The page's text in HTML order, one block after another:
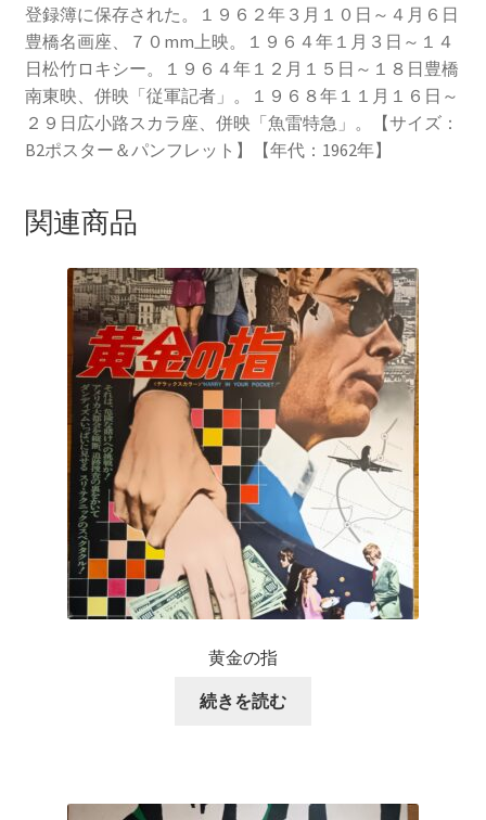
登録簿に保存された。１９６２年３月１０日～４月６日
豊橋名画座、７０mm上映。１９６４年１月３日～１４
日松竹ロキシー。１９６４年１２月１５日～１８日豊橋
南東映、併映「従軍記者」。１９６８年１１月１６日～
２９日広小路スカラ座、併映「魚雷特急」。【サイズ：
B2ポスター＆パンフレット】【年代：1962年】
関連商品
黄金の指
続きを読む